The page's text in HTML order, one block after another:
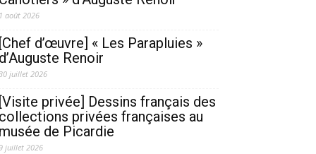
1 août 2026
[Chef d’œuvre] « Les Parapluies »
d’Auguste Renoir
juillet 2026
[Visite privée] Dessins français des
collections privées françaises au
musée de Picardie
juillet 2026